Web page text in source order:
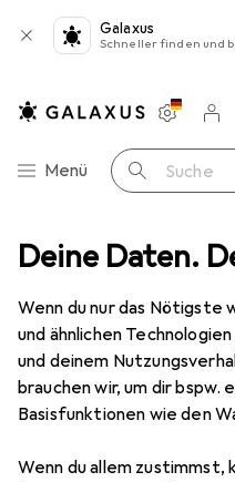
Deine Daten.
Wenn du nur das Nötigste
und ähnlichen
und deinem
brauchen wir, um dir bspw.
Basisfunktionen wie den
Wenn du allem zustimmst,
Galaxus
Schneller finden und
Navigation nach Kategorien
Menü Suche
Merklisten
Warenkorb
Holzmann TISA185ACDC WIG-
EUR
468,05